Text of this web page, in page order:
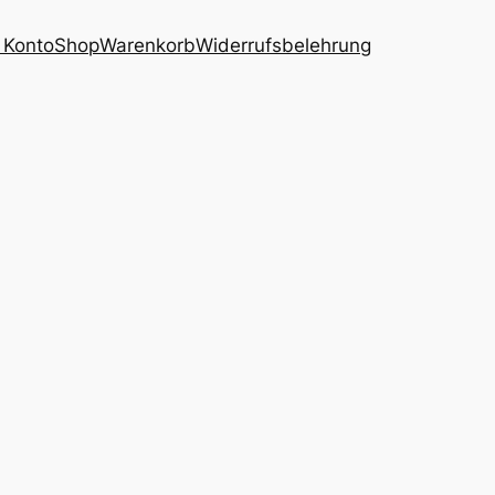
ShopWarenkorbWiderrufsbelehrung